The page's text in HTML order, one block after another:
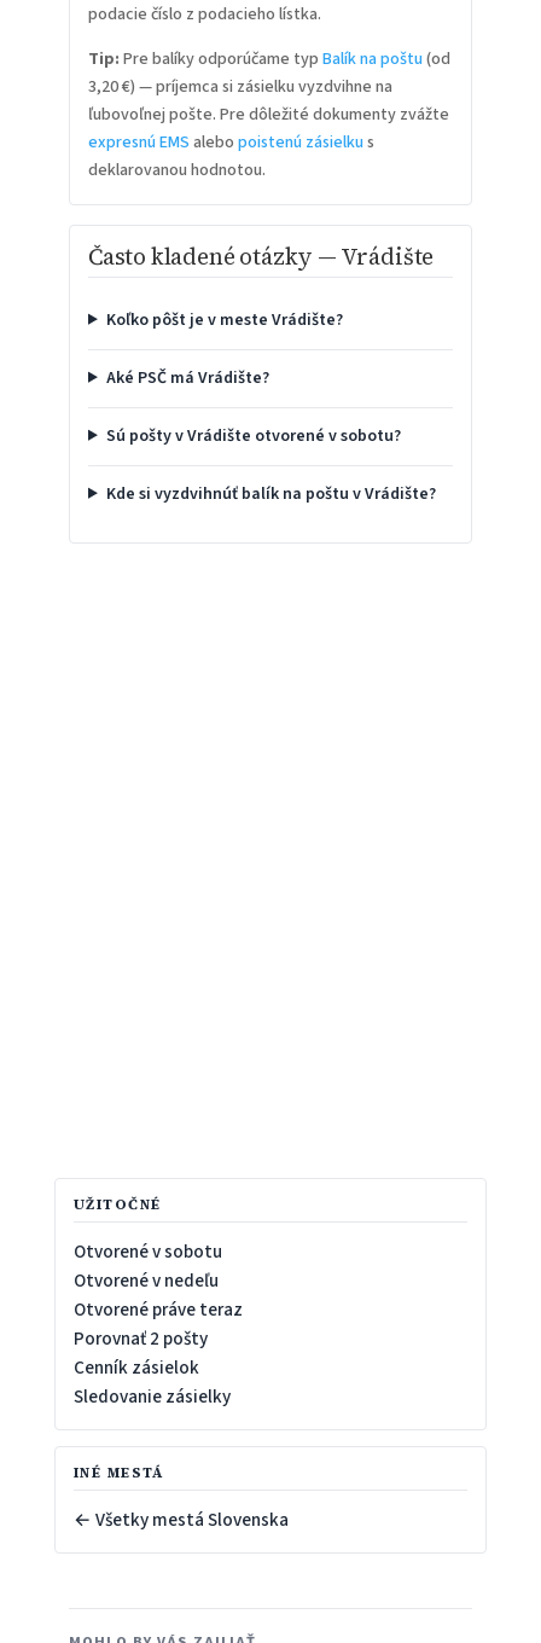
podacie číslo z podacieho lístka.
Tip: Pre balíky odporúčame typ Balík na poštu (od
3,20 €) — príjemca si zásielku vyzdvihne na
ľubovoľnej pošte. Pre dôležité dokumenty zvážte
expresnú EMS alebo poistenú zásielku s
deklarovanou hodnotou.
Často kladené otázky — Vrádište
Koľko pôšt je v meste Vrádište?
Aké PSČ má Vrádište?
Sú pošty v Vrádište otvorené v sobotu?
Kde si vyzdvihnúť balík na poštu v Vrádište?
UŽITOČNÉ
Otvorené v sobotu
Otvorené v nedeľu
Otvorené práve teraz
Porovnať 2 pošty
Cenník zásielok
Sledovanie zásielky
INÉ MESTÁ
← Všetky mestá Slovenska